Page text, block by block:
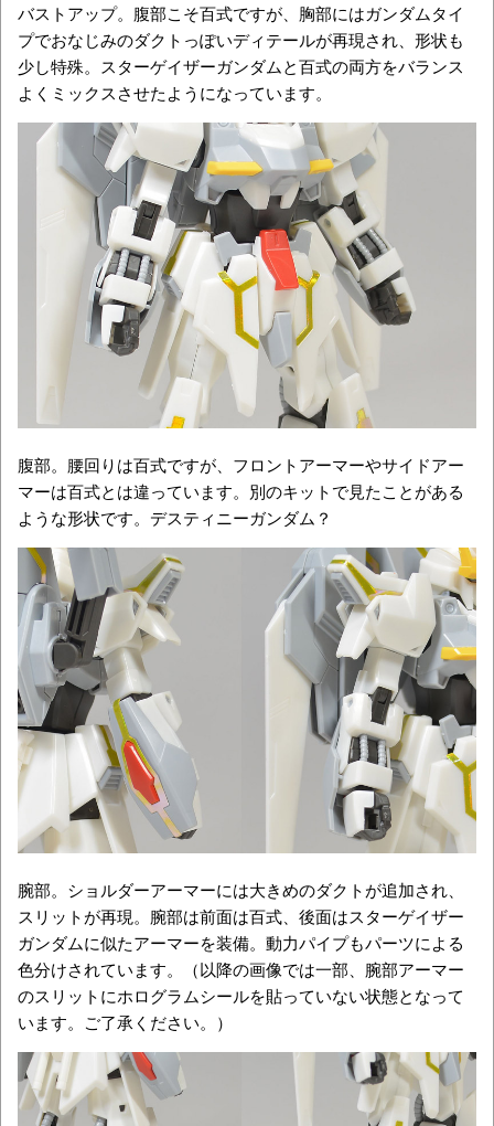
バストアップ。腹部こそ百式ですが、胸部にはガンダムタイ
プでおなじみのダクトっぽいディテールが再現され、形状も
少し特殊。スターゲイザーガンダムと百式の両方をバランス
よくミックスさせたようになっています。
腹部。腰回りは百式ですが、フロントアーマーやサイドアー
マーは百式とは違っています。別のキットで見たことがある
ような形状です。デスティニーガンダム？
腕部。ショルダーアーマーには大きめのダクトが追加され、
スリットが再現。腕部は前面は百式、後面はスターゲイザー
ガンダムに似たアーマーを装備。動力パイプもパーツによる
色分けされています。（以降の画像では一部、腕部アーマー
のスリットにホログラムシールを貼っていない状態となって
います。ご了承ください。）